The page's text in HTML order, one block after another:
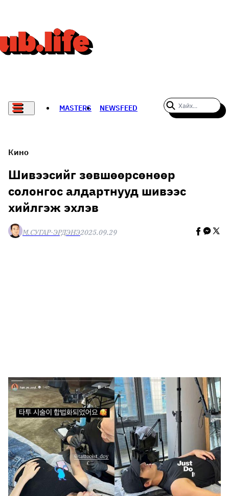
MASTERS NEWSFEED
THE NEW YORK TIMES
НАДАД НЭГ САНАЛ БАЙНА
Кино
Шивээсийг зөвшөөрсөнөөр
солонгос алдартнууд шивээс
хийлгэж эхлэв
М.СУГАР-ЭРДЭНЭ2025.09.29